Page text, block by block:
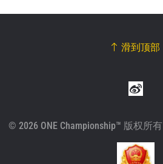
滑到顶部
© 2026 ONE Championship™ 版权所有